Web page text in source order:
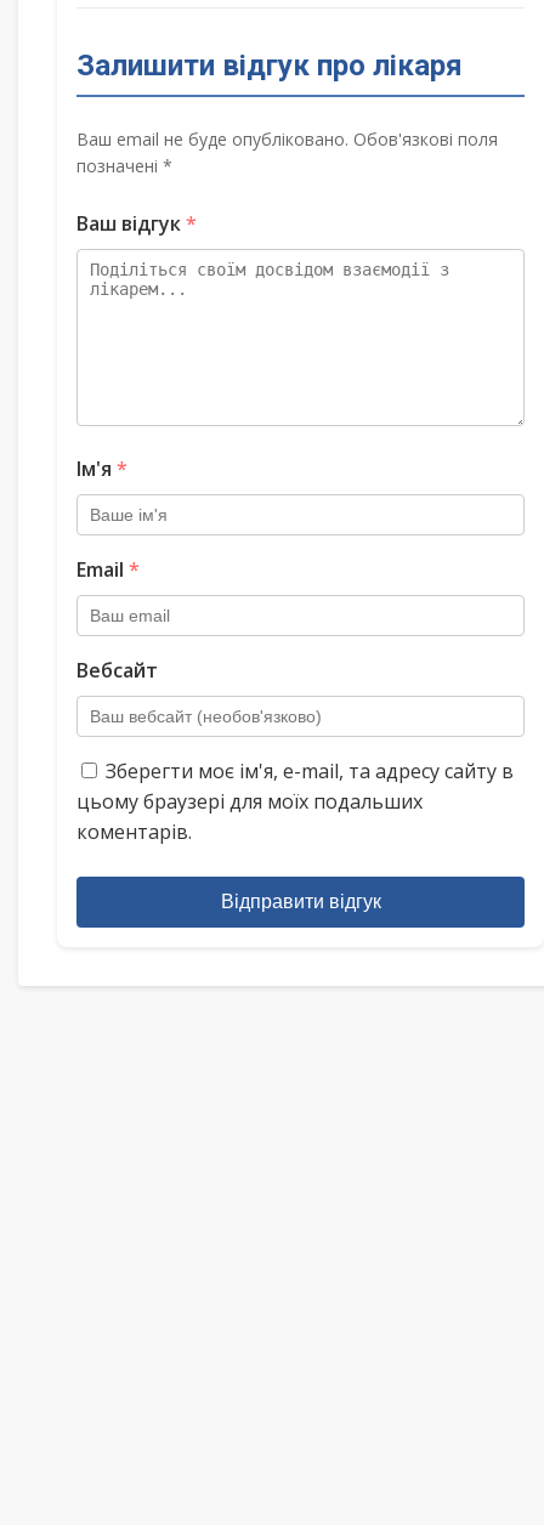
Залишити відгук про лікаря
Ваш email не буде опубліковано. Обов'язкові поля
позначені *
Ваш відгук*
Ім'я *
Email *
Вебсайт
Зберегти моє ім'я, e-mail, та адресу сайту в
цьому браузері для моїх подальших
коментарів.
Відправити відгук